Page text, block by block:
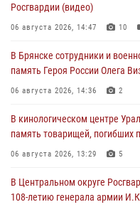
Росгвардии (видео)
06 августа 2026, 14:47 10
В Брянске сотрудники и
память Героя России Олега
06 августа 2026, 14:36 2
В кинологическом центре
память товарищей, погибших
06 августа 2026, 13:29 5
В Центральном округе
108‑летию генерала армии